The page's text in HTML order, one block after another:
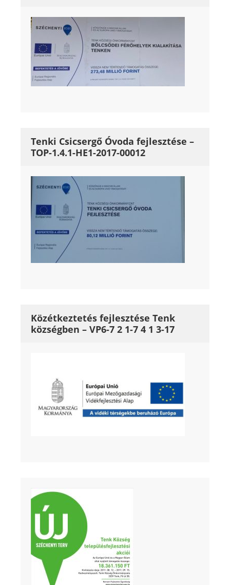
Tenki Csicsergő Óvoda fejlesztése –
TOP-1.4.1-HE1-2017-00012
Közétkeztetés fejlesztése Tenk
községben – VP6-7 2 1-7 4 1 3-17